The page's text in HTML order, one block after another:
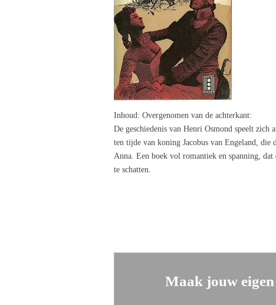
Inhoud : Overgenomen van de achterkant:
De geschiedenis van Henri Osmond speelt
ten tijde van koning Jacobus van Engeland,
Anna. Een boek vol romantiek en spanning,
te schatten.
Maak jouw